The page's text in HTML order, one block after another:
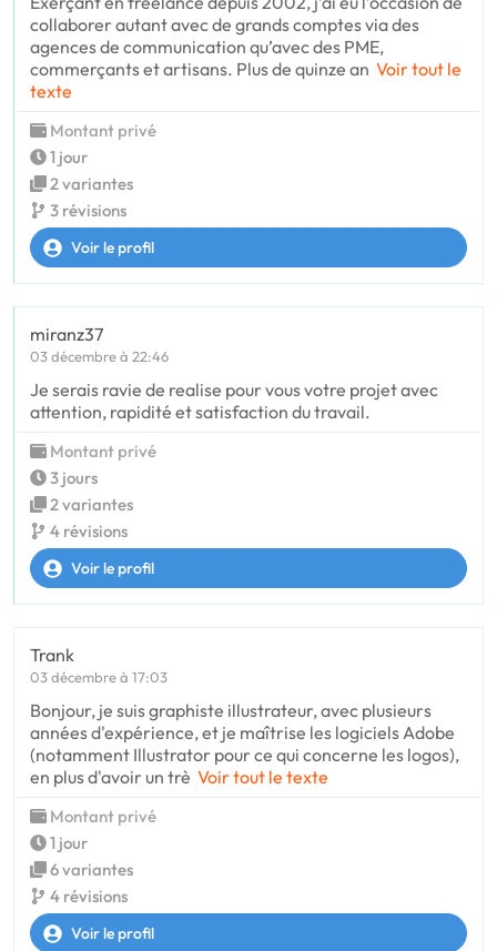
collaborer autant avec de grands comptes via des
agences de communication qu’avec des PME,
commerçants et artisans. Plus de quinze an Voir tout le
texte
Montant privé
1 jour
2 variantes
3 révisions
Voir le profil
miranz37
03 décembre à 22:46
Je serais ravie de realise pour vous votre projet avec
attention, rapidité et satisfaction du travail.
Montant privé
3 jours
2 variantes
4 révisions
Voir le profil
Trank
03 décembre à 17:03
Bonjour, je suis graphiste illustrateur, avec plusieurs
années d'expérience, et je maîtrise les logiciels Adobe
(notamment Illustrator pour ce qui concerne les logos),
en plus d'avoir un trè Voir tout le texte
Montant privé
1 jour
6 variantes
4 révisions
Voir le profil